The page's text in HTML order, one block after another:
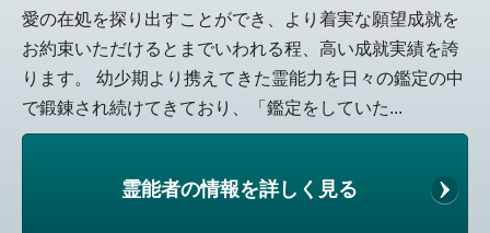
愛の在処を探り出すことができ、より着実な願望成就を
お約束いただけるとまでいわれる程、高い成就実績を誇
ります。 幼少期より携えてきた霊能力を日々の鑑定の中
で鍛錬され続けてきており、「鑑定をしていた...
霊能者の情報を詳しく見る